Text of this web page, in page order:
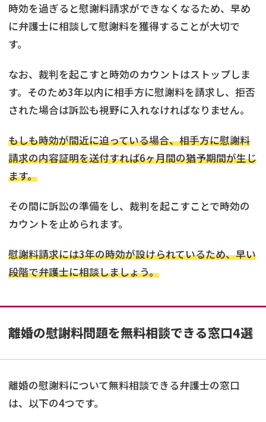
時効を過ぎると慰謝料請求ができなくなるため、早め
に弁護士に相談して慰謝料を獲得することが大切で
す。
なお、裁判を起こすと時効のカウントはストップしま
す。そのため3年以内に相手方に慰謝料を請求し、拒否
された場合は訴訟も視野に入れなければなりません。
もしも時効が間近に迫っている場合、相手方に慰謝料
請求の内容証明を送付すれば6ヶ月間の猶予期間が生じ
ます。
その間に訴訟の準備をし、裁判を起こすことで時効の
カウントを止められます。
慰謝料請求には3年の時効が設けられているため、早い
段階で弁護士に相談しましょう。
離婚の慰謝料問題を無料相談できる窓口4選
離婚の慰謝料について無料相談できる弁護士の窓口
は、以下の4つです。